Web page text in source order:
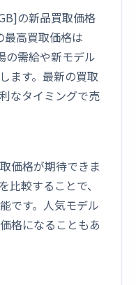
の新品買取価格
最高買取価格は
の需給や新モデル
ます。最新の買取
なタイミングで売
価格が期待できま
比較することで、
です。人気モデル
格になることもあ